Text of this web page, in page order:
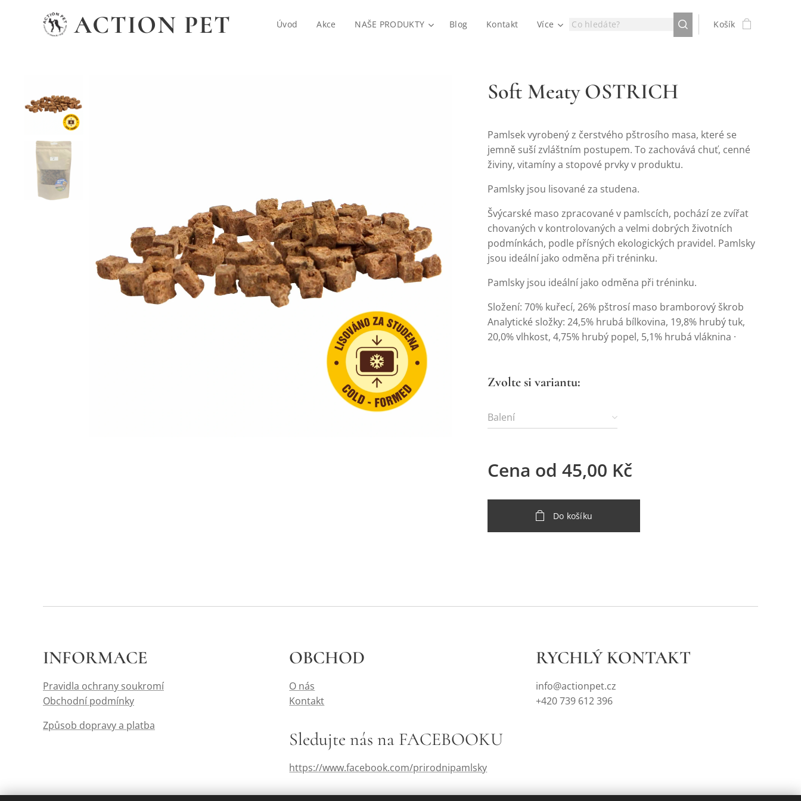
ACTION PET Úvod Akce NAŠE PRODUKTY Blog Kontakt Více Košík
Soft Meaty OSTRICH
Pamlsek vyrobený z čerstvého pštrosího masa, které se
jemně suší zvláštním postupem. To zachovává chuť, cenné
živiny, vitamíny a stopové prvky v produktu.
Pamlsky jsou lisované za studena.
Švýcarské maso zpracované v pamlscích, pochází ze zvířat
chovaných v kontrolovaných a velmi dobrých životních
podmínkách, podle přísných ekologických pravidel. Pamlsky
jsou ideální jako odměna při tréninku.
Pamlsky jsou ideální jako odměna při tréninku.
Složení: 70% kuřecí, 26% pštrosí maso bramborový škrob
Analytické složky: 24,5% hrubá bílkovina, 19,8% hrubý tuk,
20,0% vlhkost, 4,75% hrubý popel, 5,1% hrubá vláknina ·
Zvolte si variantu:
Balení
Cena od45,00 Kč
Do košíku
INFORMACE
Pravidla ochrany soukromí
Obchodní podmínky
Způsob dopravy a platba
OBCHOD
O nás
Kontakt
Sledujte nás na FACEBOOKU
https://www.facebook.com/prirodnipamlsky
RYCHLÝ KONTAKT
info@actionpet.cz
+420 739 612 396